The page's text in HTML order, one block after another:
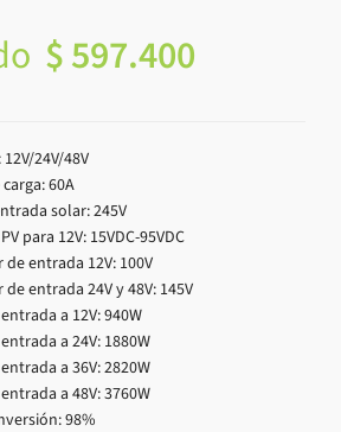
$597.400
24V/48V
60A
solar: 245V
para 12V: 15VDC-95VDC
entrada 12V: 100V
entrada 24V y 48V: 145V
a 12V: 940W
a 24V: 1880W
a 36V: 2820W
a 48V: 3760W
98%